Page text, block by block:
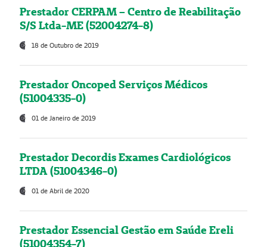
Prestador CERPAM – Centro de Reabilitação
S/S Ltda-ME (52004274-8)
18 de Outubro de 2019
Prestador Oncoped Serviços Médicos
(51004335-0)
01 de Janeiro de 2019
Prestador Decordis Exames Cardiológicos
LTDA (51004346-0)
01 de Abril de 2020
Prestador Essencial Gestão em Saúde Ereli
(51004354-7)